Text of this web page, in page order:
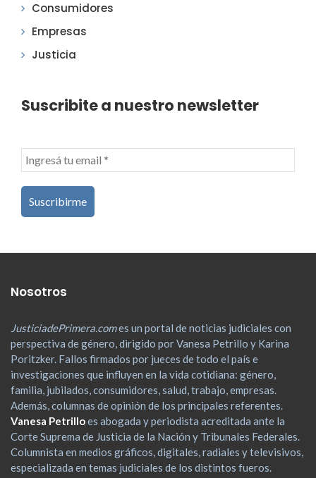
Consumidores
Empresas
Justicia
Suscribite a nuestro newsletter
Nosotros
JusticiadePrimera.comes un portal de noticias judiciales con
perspectiva de género, dirigido por Vanesa Petrillo y Karina
Poritzker. Fallos firmados por jueces de todo el país e
investigaciones que influyen en la vida cotidiana: género,
familia, jubilados, consumidores, salud, trabajo, empresas.
Además, columnas de opinión de los principales referentes.
Vanesa Petrilloes abogada y periodista acreditada ante la
Corte Suprema de Justicia de la Nación y Tribunales Federales.
Columnista en medios gráficos, digitales, radiales y televisivos,
especializada en temas judiciales de los distintos fueros.